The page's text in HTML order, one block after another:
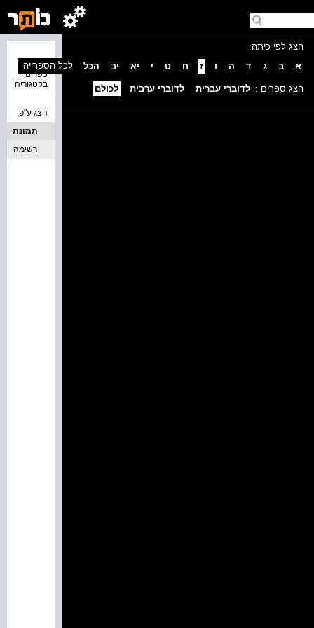
הצג לפי כיתה:
א
ב ג ד ה ו ז ח ט י יא יב הכל
הצג ספרים : לדוברי עברית לדוברי ערבית לכולם
ספרים
בקטגוריה
לכל הספרייה
הצג ע''פ:
תמונת
כריכה
רשימה